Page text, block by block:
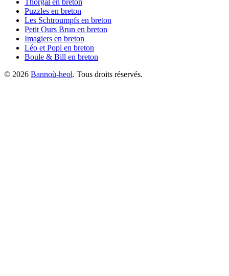
Puzzles en breton
Les Schtroumpfs en breton
Petit Ours Brun en breton
Imagiers en breton
Léo et Popi en breton
Boule & Bill en breton
© 2026 Bannoù-heol. Tous droits réservés.